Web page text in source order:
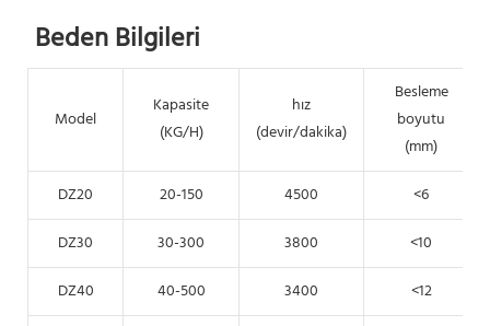
Beden Bilgileri
Model
Kapasite
(KG/H)
hız
(devir/dakika)
Besleme
boyutu
(mm)
DZ20
20-150 4500
<6
DZ30
30-300 3800
<10
DZ40
40-500 3400
<12